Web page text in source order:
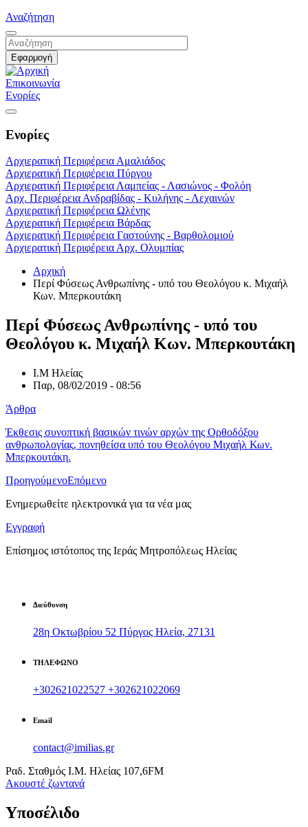
Αναζήτηση
Επικοινωνία
Ενορίες
Ενορίες
Αρχιερατική Περιφέρεια Αμαλιάδος
Αρχιερατική Περιφέρεια Πύργου
Αρχιερατική Περιφέρεια Λαμπείας - Λασιώνος - Φολόη
Αρχ. Περιφέρεια Ανδραβίδας - Κυλήνης - Λεχαινών
Αρχιερατική Περιφέρεια Ωλένης
Αρχιερατική Περιφέρεια Βάρδας
Αρχιερατική Περιφέρεια Γαστούνης - Βαρθολομιού
Αρχιερατική Περιφέρεια Αρχ. Ολυμπίας
Αρχική
Περί Φύσεως Ανθρωπίνης - υπό του Θεολόγου κ. Μιχαήλ
Κων. Μπερκουτάκη
Περί Φύσεως Ανθρωπίνης - υπό του
Θεολόγου κ. Μιχαήλ Κων. Μπερκουτάκη
Ι.Μ Ηλείας
Παρ, 08/02/2019 - 08:56
Άρθρα
Έκθεσις συνοπτική βασικών τινών αρχών της Ορθοδόξου
ανθρωπολογίας, πονηθείσα υπό του Θεολόγου Μιχαήλ Κων.
Μπερκουτάκη.
ΠροηγούμενοΕπόμενο
Ενημερωθείτε ηλεκτρονικά για τα νέα μας
Εγγραφή
Επίσημος ιστότοπος της Ιεράς Μητροπόλεως Ηλείας
Διεύθυνση
28η Οκτωβρίου 52 Πύργος Ηλεία, 27131
ΤΗΛΕΦΩΝΟ
+302621022527 +302621022069
Email
contact@imilias.gr
Ραδ. Σταθμός Ι.Μ. Ηλείας 107,6FM
Aκουστέ ζωντανά
Υποσέλιδο